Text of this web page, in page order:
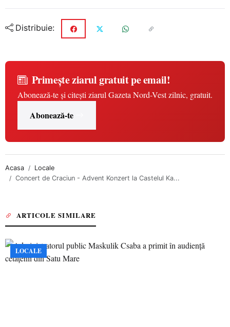
Distribuie:
Primește ziarul gratuit pe email!
Abonează-te și citești ziarul Gazeta Nord-Vest zilnic, gratuit.
Abonează-te
Acasa
Locale
Concert de Craciun - Advent Konzert la Castelul Ka...
ARTICOLE SIMILARE
LOCALE